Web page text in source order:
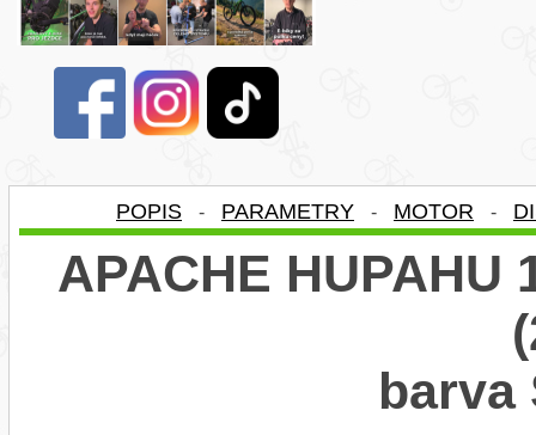
POPIS - PARAMETRY - MOTOR -
APACHE HUPAHU
barva